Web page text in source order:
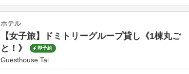
ホテル
【女子旅】ドミトリーグループ貸し《1棟丸ご
と！》
即予約
Guesthouse Tai